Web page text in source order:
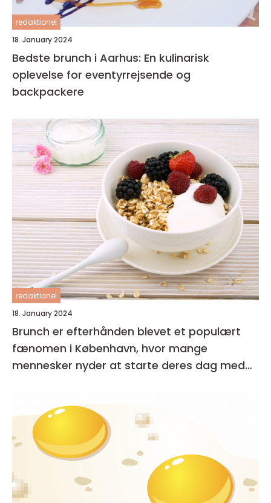
redaktionel
18. January 2024
Bedste brunch i Aarhus: En kulinarisk
oplevelse for eventyrrejsende og
backpackere
redaktionel
18. January 2024
Brunch er efterhånden blevet et populært
fænomen i København, hvor mange
mennesker nyder at starte deres dag med